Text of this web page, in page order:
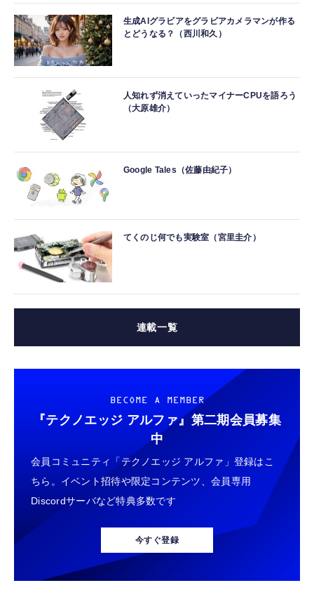
生成AIグラビアをグラビアカメラマンが作る
とどうなる？（西川和久）
人知れず消えていったマイナーCPUを語ろう
（大原雄介）
Google Tales（佐藤由紀子）
てくのじ何でも実験室（宮里圭介）
連載一覧
BECOME A MEMBER
『テクノエッジ アルファ』 第二期会員募集
中
会員コミュニティ「テクノエッジ アルファ」登録はこ
ちら。イベント招待や限定コンテンツ、会員専用
Discordサーバなど特典多数です
今すぐ登録